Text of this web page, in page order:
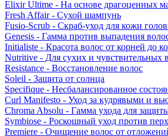
Elixir Ultime - На основе драгоценных
Fresh Affair - Сухой шампунь
Fusio-Scrub - Скраб-уход для кожи
Genesis - Гамма против выпадения
Initialiste - Красота волос от корней до
Nutritive - Для сухих и чувствительных
Resistance - Восстановление волос
Soleil - Защита от солнца
Specifique - Несбалансированное
Curl Manifesto - Уход за кудрявыми и
Chroma Absolu - Гамма ухода для
Symbiose - Роскошный уход против
Premiere - Очищение волос от